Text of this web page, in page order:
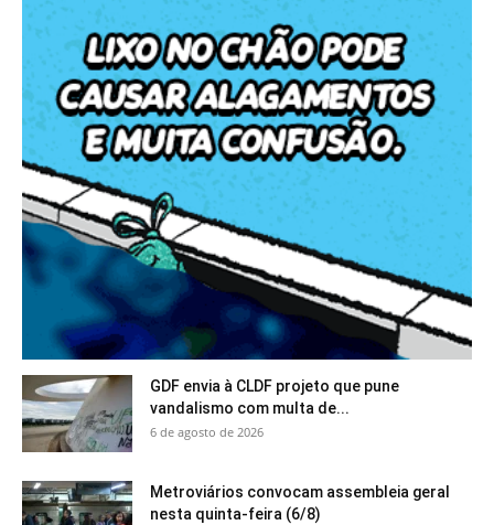
GDF envia à CLDF projeto que pune
vandalismo com multa de...
6 de agosto de 2026
Metroviários convocam assembleia geral
nesta quinta-feira (6/8)